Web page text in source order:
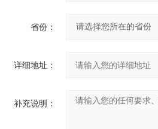
省份：
详细地址：
补充说明：